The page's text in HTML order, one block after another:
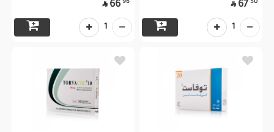
50
67

1
96
66

1